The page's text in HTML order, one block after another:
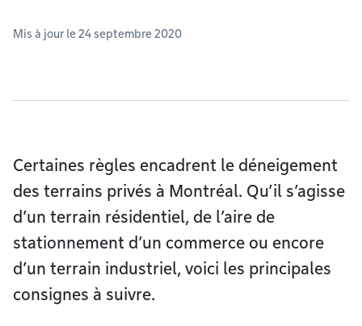
Mis à jour le 24 septembre 2020
Certaines règles encadrent le déneigement
des terrains privés à Montréal. Qu’il s’agisse
d’un terrain résidentiel, de l’aire de
stationnement d’un commerce ou encore
d’un terrain industriel, voici les principales
consignes à suivre.